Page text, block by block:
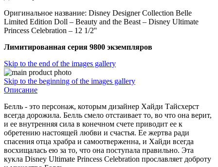
Оригинальное название: Disney Designer Collection Belle
Limited Edition Doll – Beauty and the Beast – Disney Ultimate
Princess Celebration – 12 1/2''
Лимитированная серия 9800 экземпляров
Skip to the end of the images gallery
Skip to the beginning of the images gallery
Описание
Белль - это персонаж, которым дизайнер Хайди Тайсхерст
всегда дорожила. Белль смело отстаивает то, во что она верит,
и ее внутренняя сила в конечном счете приводит ее к
обретению настоящей любви и счастья. Ее жертва ради
спасения отца храбра и самоотверженна, и Хайди всегда
восхищалась ею за то, что она поступала правильно. Эта
кукла Disney Ultimate Princess Celebration прославляет доброту